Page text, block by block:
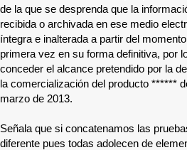
de la que se desprenda que la
recibida o archivada en ese medio
íntegra e inalterada a partir del
primera vez en su forma definitiva, por
conceder el alcance pretendido por la
la comercialización del producto ******
marzo de 2013.
Señala que si concatenamos las
diferente pues todas adolecen de